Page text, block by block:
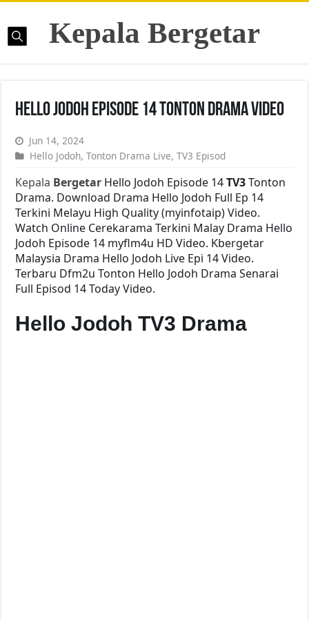
Kepala Bergetar
Hello Jodoh Episode 14 Tonton Drama Video
Jun 14, 2024
Hello Jodoh,Tonton Drama Live,TV3 Episod
Kepala Bergetar Hello Jodoh Episode 14TV3Tonton
Drama. Download Drama Hello Jodoh Full Ep 14
Terkini Melayu High Quality (myinfotaip) Video.
Watch Online Cerekarama Terkini Malay Drama Hello
Jodoh Episode 14 myflm4u HD Video. Kbergetar
Malaysia Drama Hello Jodoh Live Epi 14 Video.
Terbaru Dfm2u Tonton Hello Jodoh Drama Senarai
Full Episod 14 Today Video.
Hello Jodoh TV3 Drama